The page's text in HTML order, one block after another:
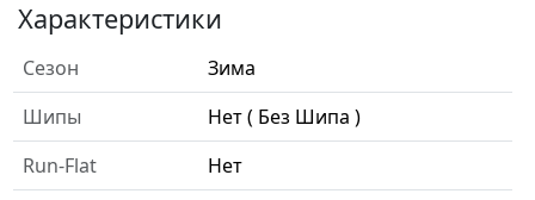
Характеристики
Сезон
Зима
Шипы
Нет ( Без Шипа )
Run-Flat
Нет